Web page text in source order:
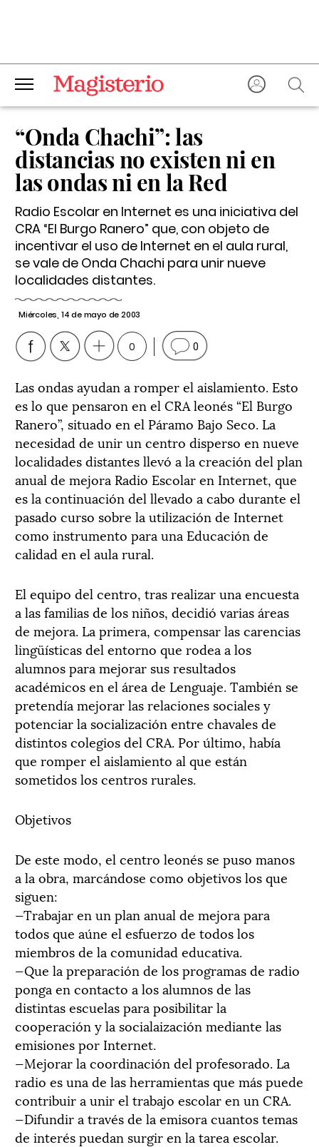
“Onda Chachi”: las
distancias no existen ni en
las ondas ni en la Red
Radio Escolar en Internet es una iniciativa del
CRA “El Burgo Ranero” que, con objeto de
incentivar el uso de Internet en el aula rural,
se vale de Onda Chachi para unir nueve
localidades distantes.
Miércoles, 14 de mayo de 2003
0 0
Las ondas ayudan a romper el aislamiento. Esto
es lo que pensaron en el CRA leonés “El Burgo
Ranero”, situado en el Páramo Bajo Seco. La
necesidad de unir un centro disperso en nueve
localidades distantes llevó a la creación del plan
anual de mejora Radio Escolar en Internet, que
es la continuación del llevado a cabo durante el
pasado curso sobre la utilización de Internet
como instrumento para una Educación de
calidad en el aula rural.
El equipo del centro, tras realizar una encuesta
a las familias de los niños, decidió varias áreas
de mejora. La primera, compensar las carencias
lingüísticas del entorno que rodea a los
alumnos para mejorar sus resultados
académicos en el área de Lenguaje. También se
pretendía mejorar las relaciones sociales y
potenciar la socialización entre chavales de
distintos colegios del CRA. Por último, había
que romper el aislamiento al que están
sometidos los centros rurales.
Objetivos
De este modo, el centro leonés se puso manos
a la obra, marcándose como objetivos los que
siguen:
—Trabajar en un plan anual de mejora para
todos que aúne el esfuerzo de todos los
miembros de la comunidad educativa.
—Que la preparación de los programas de radio
ponga en contacto a los alumnos de las
distintas escuelas para posibilitar la
cooperación y la socialaización mediante las
emisiones por Internet.
—Mejorar la coordinación del profesorado. La
radio es una de las herramientas que más puede
contribuir a unir el trabajo escolar en un CRA.
—Difundir a través de la emisora cuantos temas
de interés puedan surgir en la tarea escolar.